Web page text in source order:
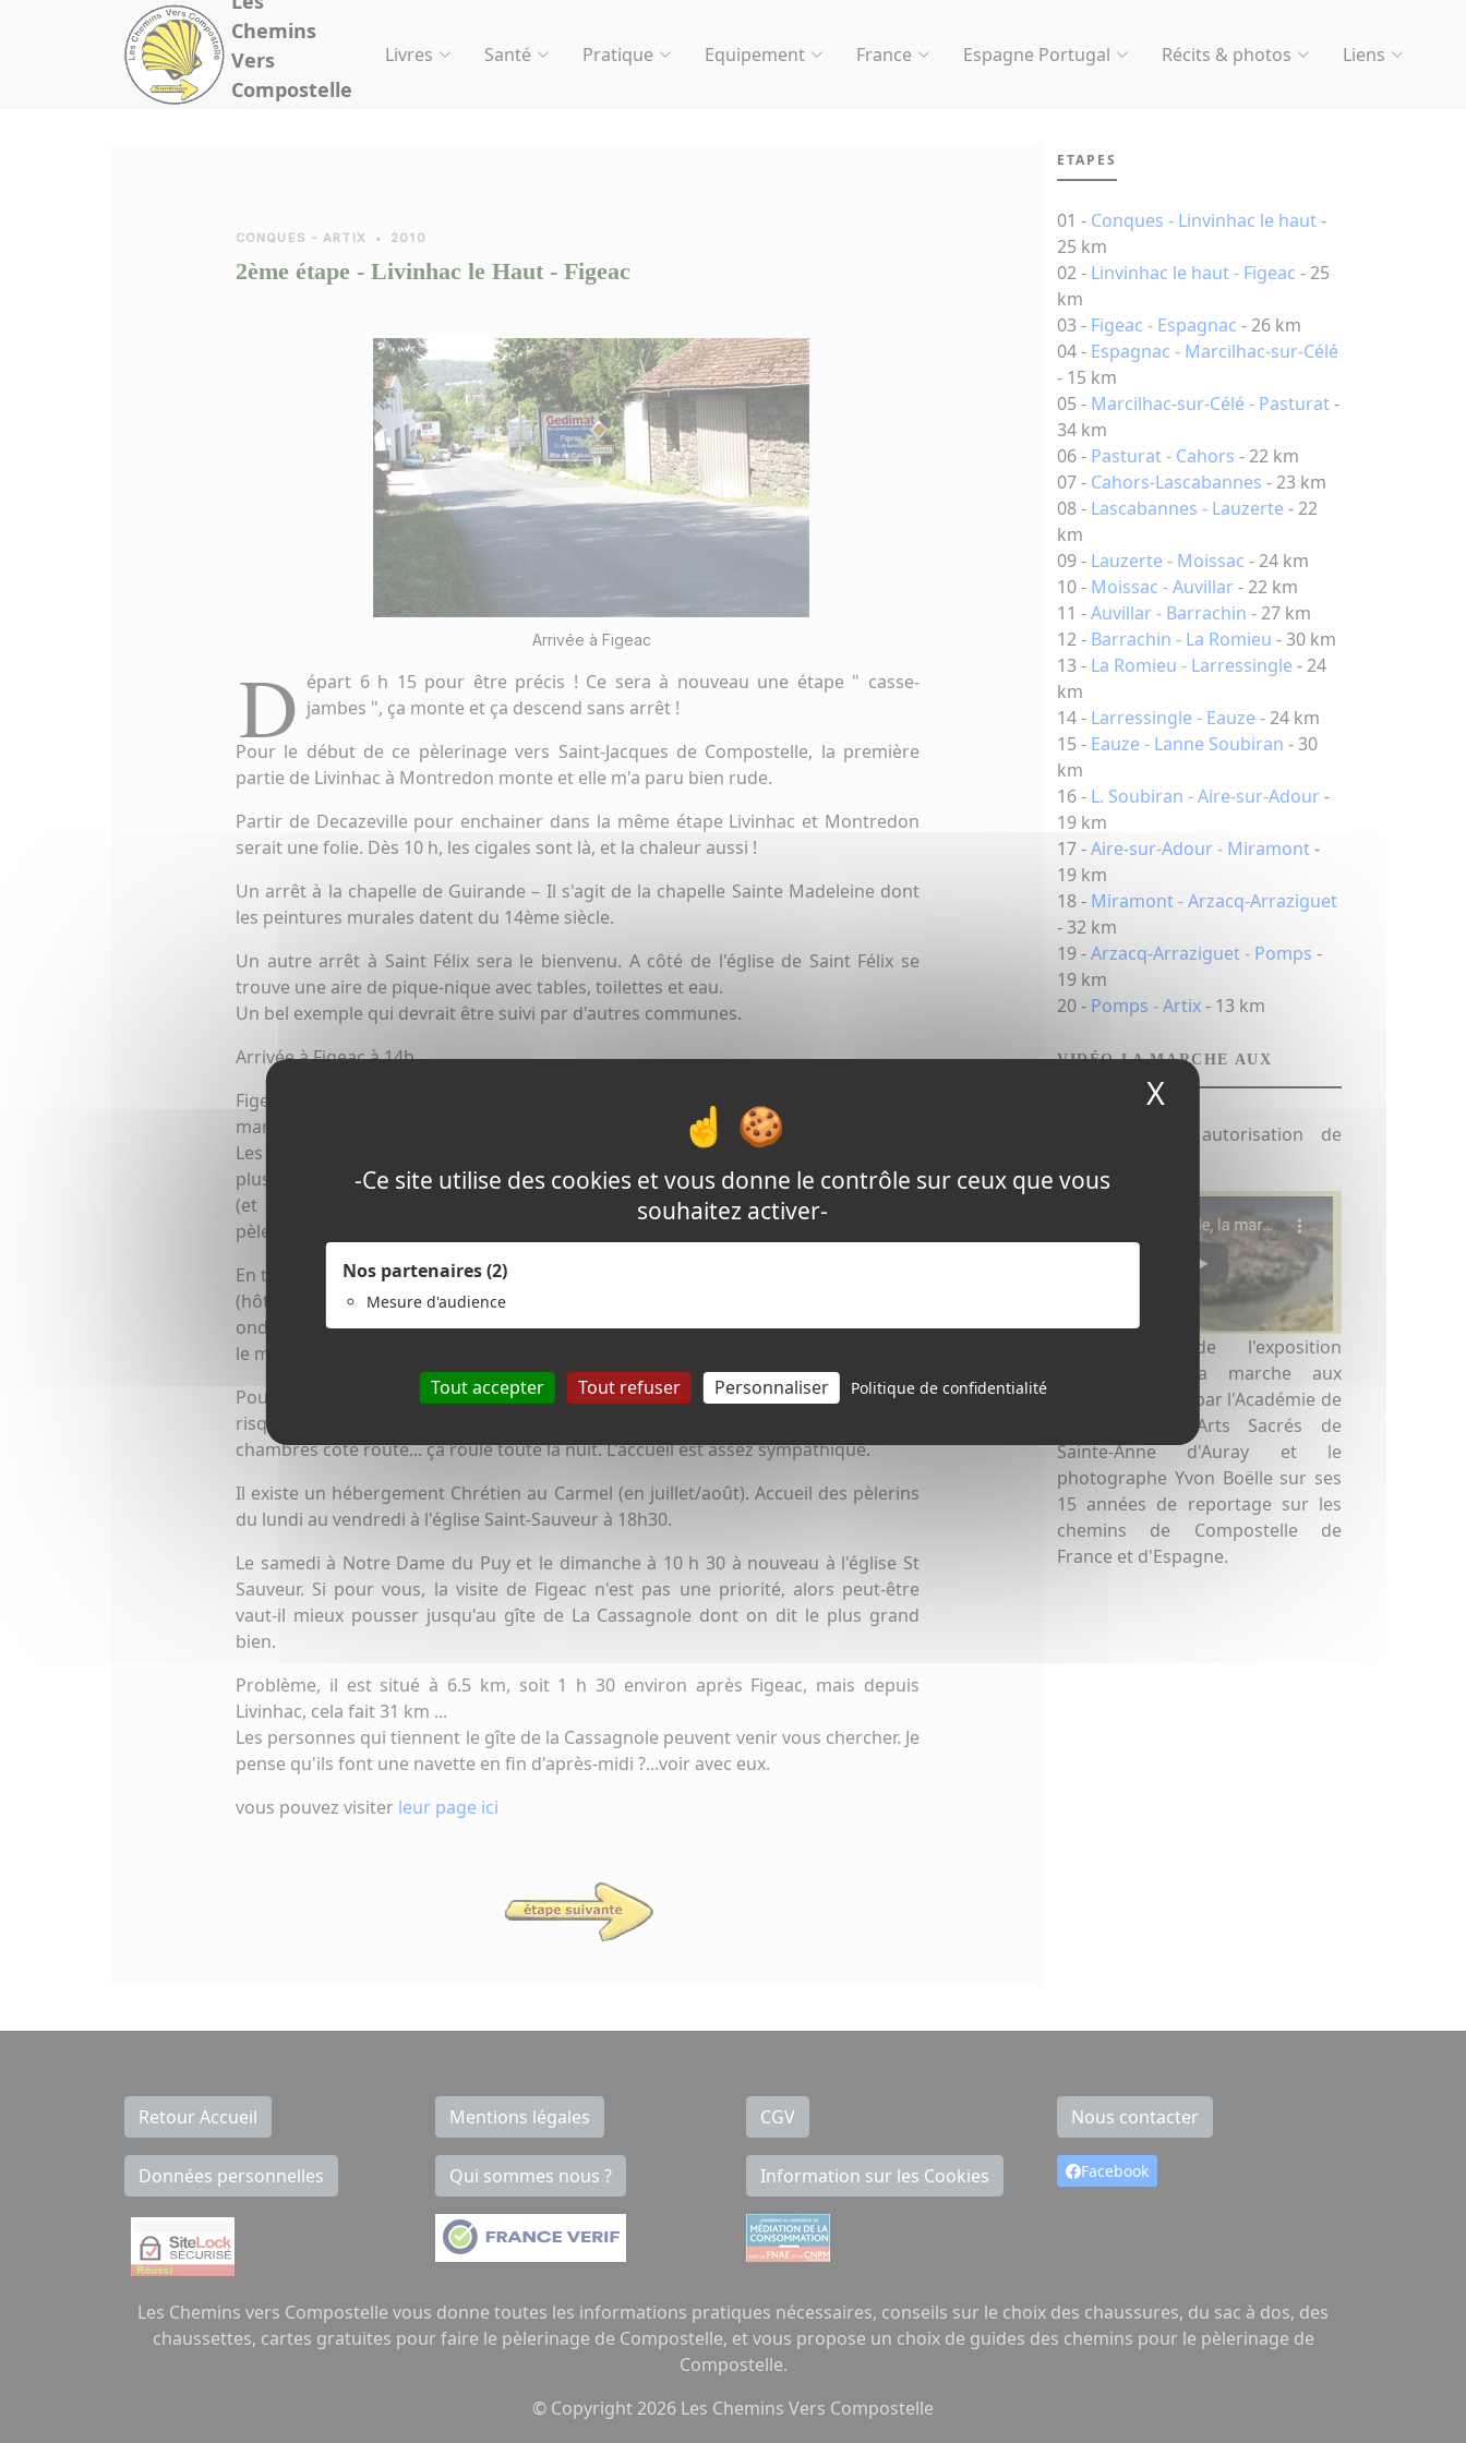
Panneau de gestion des cookies
-Ce site utilise des cookies et vous donne le contrôle sur ceux que vous
souhaitez activer-
Nos partenaires(2)
Mesure d'audience
Tout accepter Tout refuser Personnaliser Politique de confidentialité
X Masquer le
Chemins
Vers
Compostelle
Livres Santé Pratique Equipement France Espagne Portugal Récits & photos Liens
CONQUES - ARTIX • 2010
2ème étape - Livinhac le Haut - Figeac
Arrivée à Figeac
D épart 6 h 15 pour être précis ! Ce sera à nouveau une étape " casse-
jambes ", ça monte et ça descend sans arrêt !
Pour le début de ce pèlerinage vers Saint-Jacques de Compostelle, la première
partie de Livinhac à Montredon monte et elle m'a paru bien rude.
Partir de Decazeville pour enchainer dans la même étape Livinhac et Montredon
serait une folie. Dès 10 h, les cigales sont là, et la chaleur aussi !
Un arrêt à la chapelle de Guirande – Il s'agit de la chapelle Sainte Madeleine dont
les peintures murales datent du 14ème siècle.
Un autre arrêt à Saint Félix sera le bienvenu. A côté de l'église de Saint Félix se
trouve une aire de pique-nique avec tables, toilettes et eau.
Un bel exemple qui devrait être suivi par d'autres communes.
Arrivée à Figeac à 14h.
Figeac ! Pour une si grande ville, très peu d'hébergements, au sens gîte bon
marché, c'est-à-dire un lit pour 12 / 16 euros maxi. c'était en 2009...
Les gîtes qui offrent à la fois des chambres à 65 euros et à 16 euros n'ont bien sûr
plus de place à 16 euros. À chaque fois, c'est la même chose, les gîtes sont occupés
(et c'est leur droit) par des touristes... (d'où l'intérêt des gîtes réservés aux
pèlerins).
En tout cas, sur Figeac, il ne vous restera plus que "le gîte de la voie romaine"
(hôtel Le Toulouse) - Il a le mérite d'exister et d'avoir une cuisine (juste un micro-
ondes) complètement à part (local avec digicode sur l'avenue), c'est pratique pour
le matin, au moins on ne dérange personne dans les chambres.
Pour le reste, une douche pour 16 places... (à 15 mn par personne, le dernier
risque de prendre sa douche 4 heures après son arrivée...), et attention aux
chambres côté route... ça roule toute la nuit. L'accueil est assez sympathique.
Il existe un hébergement Chrétien au Carmel (en juillet/août). Accueil des pèlerins
du lundi au vendredi à l'église Saint-Sauveur à 18h30.
Le samedi à Notre Dame du Puy et le dimanche à 10 h 30 à nouveau à l'église St
Sauveur. Si pour vous, la visite de Figeac n'est pas une priorité, alors peut-être
vaut-il mieux pousser jusqu'au gîte de La Cassagnole dont on dit le plus grand
bien.
Problème, il est situé à 6.5 km, soit 1 h 30 environ après Figeac, mais depuis
Livinhac, cela fait 31 km ...
Les personnes qui tiennent le gîte de la Cassagnole peuvent venir vous chercher. Je
pense qu'ils font une navette en fin d'après-midi ?...voir avec eux.
vous pouvez visiter leur page ici
ETAPES
01 - Conques - Linvinhac le haut-
25 km
02 - Linvinhac le haut - Figeac - 25
km
03 - Figeac - Espagnac - 26 km
04 - Espagnac - Marcilhac-sur-Célé
- 15 km
05 - Marcilhac-sur-Célé - Pasturat-
34 km
06 - Pasturat - Cahors - 22 km
07 - Cahors-Lascabannes - 23 km
08 - Lascabannes - Lauzerte- 22
km
09 - Lauzerte - Moissac - 24 km
10 - Moissac - Auvillar- 22 km
11 -Auvillar - Barrachin - 27 km
12 - Barrachin - La Romieu - 30 km
13 - La Romieu - Larressingle- 24
km
14 - Larressingle - Eauze- 24 km
15 - Eauze - Lanne Soubiran - 30
km
16 - L. Soubiran - Aire-sur-Adour-
19 km
17 -Aire-sur-Adour - Miramont-
19 km
18 - Miramont - Arzacq-Arraziguet
- 32 km
19 -Arzacq-Arraziguet - Pomps -
19 km
20 - Pomps - Artix- 13 km
VIDÉO LA MARCHE AUX
Avec l'aimable autorisation de
Présentation de l'exposition
"Compostelle, la marche aux
étoiles" réalisée par l'Académie de
Musique et d'Arts Sacrés de
Sainte-Anne d'Auray et le
photographe Yvon Boëlle sur ses
15 années de reportage sur les
chemins de Compostelle de
France et d'Espagne.
Retour Accueil Mentions légales CGV Nous contacter
Données personnelles Qui sommes nous ? Information sur les Cookies Facebook
Les Chemins vers Compostelle vous donne toutes les informations pratiques nécessaires, conseils sur le choix des chaussures, du sac à dos, des
chaussettes, cartes gratuites pour faire le pèlerinage de Compostelle, et vous propose un choix de guides des chemins pour le pèlerinage de
Compostelle.
© Copyright 2026 Les Chemins Vers Compostelle